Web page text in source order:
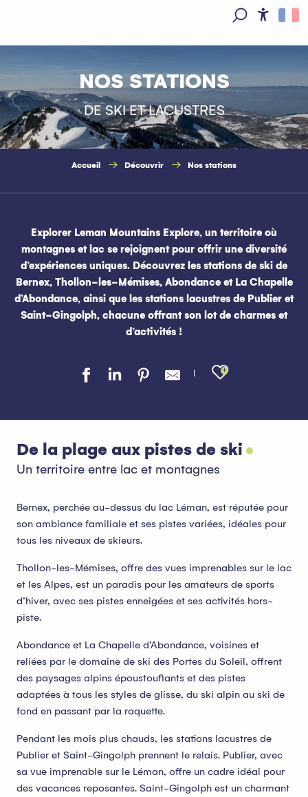
NOS STATIONS
DE SKI ET LACUSTRES
Accueil Découvrir Nos stations
Explorer Leman Mountains Explore, un territoire où
montagnes et lac se rejoignent pour offrir une diversité
d’expériences uniques. Découvrez les stations de ski de
Bernex, Thollon-les-Mémises, Abondance et La Chapelle
d’Abondance, ainsi que les stations lacustres de Publier et
Saint-Gingolph, chacune offrant son lot de charmes et
d’activités !
Ajouter
De la plage aux pistes de ski
Un territoire entre lac et montagnes
Bernex, perchée au-dessus du lac Léman, est réputée pour
son ambiance familiale et ses pistes variées, idéales pour
tous les niveaux de skieurs.
Thollon-les-Mémises, offre des vues imprenables sur le lac
et les Alpes, est un paradis pour les amateurs de sports
d’hiver, avec ses pistes enneigées et ses activités hors-
piste.
Abondance et La Chapelle d’Abondance, voisines et
reliées par le domaine de ski des Portes du Soleil, offrent
des paysages alpins époustouflants et des pistes
adaptées à tous les styles de glisse, du ski alpin au ski de
fond en passant par la raquette.
Pendant les mois plus chauds, les stations lacustres de
Publier et Saint-Gingolph prennent le relais. Publier, avec
sa vue imprenable sur le Léman, offre un cadre idéal pour
des vacances reposantes. Saint-Gingolph est un charmant